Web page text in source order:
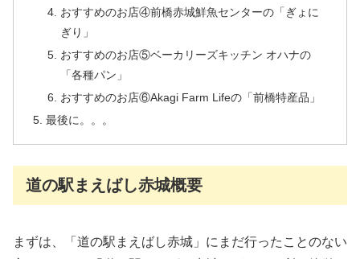
おすすめのお店④前橋赤城鮮魚センターの「ぎょに
ぎり」
おすすめのお店⑤ベーカリーズキッチン オハナの
「各種パン」
おすすめのお店⑥Akagi Farm Lifeの「前橋特産品」
最後に。。。
道の駅まえばし赤城概要
まずは、「道の駅まえばし赤城」にまだ行ったことのない